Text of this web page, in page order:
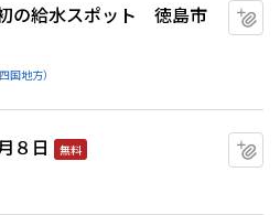
の給水スポット 徳島市
国地方）
８日
無料